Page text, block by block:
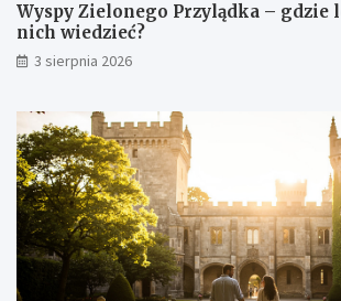
Wyspy Zielonego Przylądka – gdzie
nich wiedzieć?
3 sierpnia 2026